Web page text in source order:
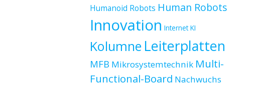
Humanoid Robots Human Robots
Innovation Internet KI
Kolumne Leiterplatten
MFB Mikrosystemtechnik Multi-
Functional-Board Nachwuchs